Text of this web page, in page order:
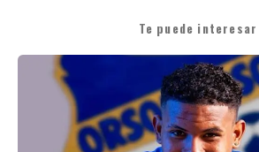
Te puede interesar